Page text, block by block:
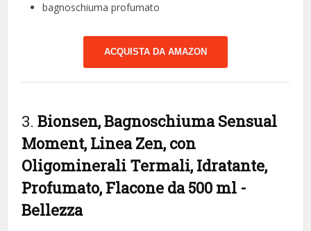
bagnoschiuma profumato
ACQUISTA DA AMAZON
3.Bionsen, Bagnoschiuma Sensual
Moment, Linea Zen, con
Oligominerali Termali, Idratante,
Profumato, Flacone da 500 ml -
Bellezza